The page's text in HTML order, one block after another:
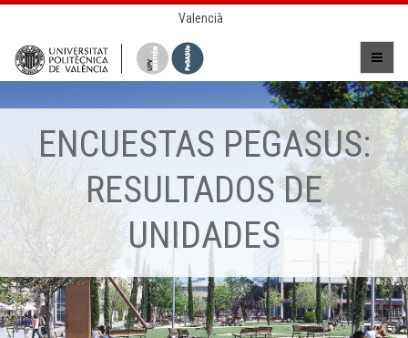
Valencià
ENCUESTAS PEGASUS:
RESULTADOS DE
UNIDADES